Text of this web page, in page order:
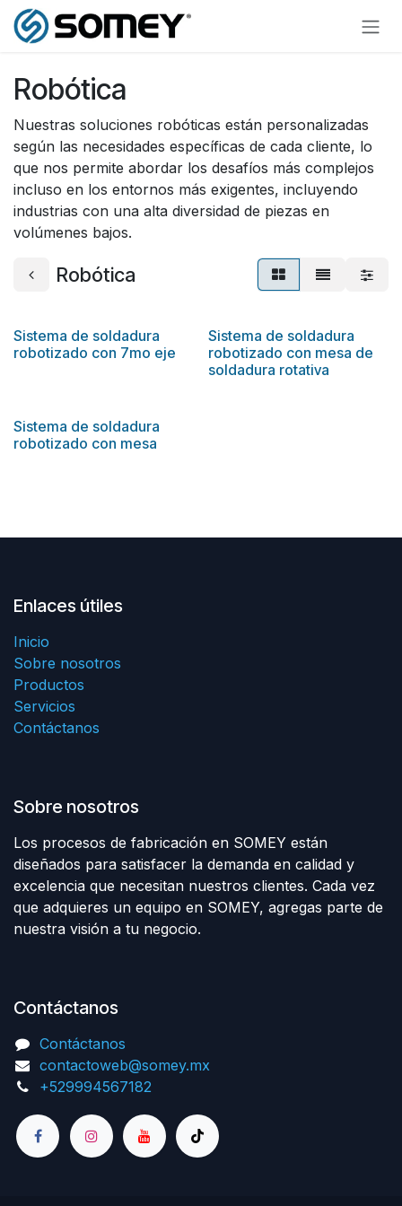
Ir al contenido
Robótica
Nuestras soluciones robóticas están personalizadas
según las necesidades específicas de cada cliente, lo
que nos permite abordar los desafíos más complejos
incluso en los entornos más exigentes, incluyendo
industrias con una alta diversidad de piezas en
volúmenes bajos.
Robótica
Sistema de soldadura
robotizado con 7mo eje
Sistema de soldadura
robotizado con mesa de
soldadura rotativa
Sistema de soldadura
robotizado con mesa
Enlaces útiles
Inicio
Sobre nosotros
Productos
Servicios
Contáctanos
Sobre nosotros
Los procesos de fabricación en SOMEY están
diseñados para satisfacer la demanda en calidad y
excelencia que necesitan nuestros clientes. Cada vez
que adquieres un equipo en SOMEY, agregas parte de
nuestra visión a tu negocio.
Contáctanos
Contáctanos
contactoweb@somey.mx
+529994567182